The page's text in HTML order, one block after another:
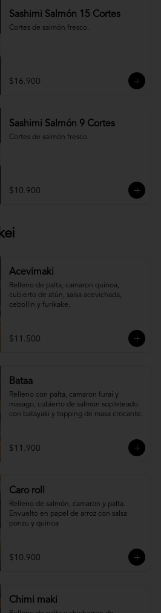
Sashimi Salmón 15 Cortes
Cortes de salmón fresco.
$16.900
Sashimi Salmón 9 Cortes
Cortes de salmón fresco.
$10.900
Acevimaki
Relleno de palta, camaron quinoa,
cubierto de atún, salsa acevichada,
cebollin y furikake.
$11.500
Bataa
Relleno con palta, camaron furai y
masago, cubierto de salmon sopleteado
con batayaki y topping de masa crocante.
$11.900
Caro roll
Relleno de salmón, camaron y palta.
Envuelto en papel de arroz con salsa
ponzu y quinoa
$10.900
Chimi maki